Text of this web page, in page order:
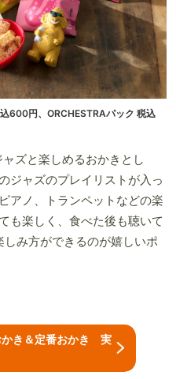
600円、ORCHESTRAパック 税込
ャズと楽しめるおかきとし
ジャズのプレイリストが入っ
アノ、トランペットなどの楽
も楽しく、食べた後も聴いて
み方ができるのが嬉しいポ
かき＆定番おかき 実